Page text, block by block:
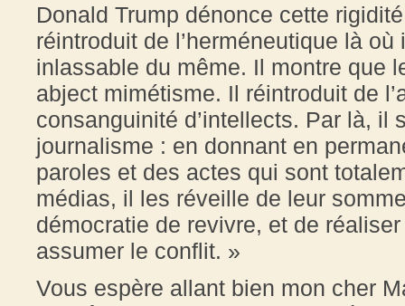
Donald Trump dénonce cette
réintroduit de l’herméneutique là
inlassable du même. Il montre que
abject mimétisme. Il réintroduit de
consanguinité d’intellects. Par là, il
journalisme : en donnant en
paroles et des actes qui sont
médias, il les réveille de leur
démocratie de revivre, et de
assumer le conflit. »
Vous espère allant bien mon cher